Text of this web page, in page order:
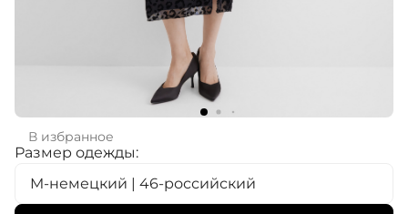
В избранное
Размер одежды:
M-немецкий | 46-российский